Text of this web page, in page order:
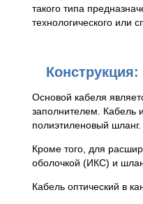
такого типа
технологического или
Конструкция:
Основой кабеля
заполнителем. Кабель
полиэтиленовый шланг.
Кроме того, для
оболочкой (ИКС) и
Кабель оптический в